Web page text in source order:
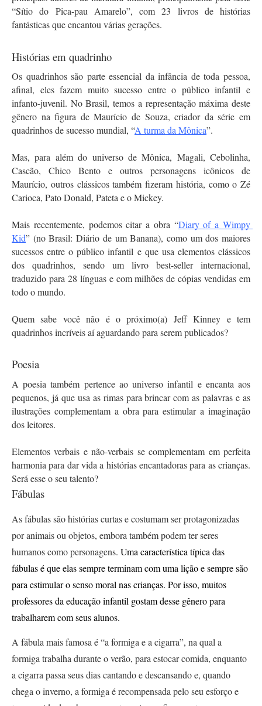
“Sítio do Pica-pau Amarelo”, com 23 livros de histórias
fantásticas que encantou várias gerações.
Histórias em quadrinho
Os quadrinhos são parte essencial da infância de toda pessoa,
afinal, eles fazem muito sucesso entre o público infantil e
infanto-juvenil. No Brasil, temos a representação máxima deste
gênero na figura de Maurício de Souza, criador da série em
quadrinhos de sucesso mundial, “A turma da Mônica”.
Mas, para além do universo de Mônica, Magali, Cebolinha,
Cascão, Chico Bento e outros personagens icônicos de
Maurício, outros clássicos também fizeram história, como o Zé
Carioca, Pato Donald, Pateta e o Mickey.
Mais recentemente, podemos citar a obra “Diary of a Wimpy
Kid” (no Brasil: Diário de um Banana), como um dos maiores
sucessos entre o público infantil e que usa elementos clássicos
dos quadrinhos, sendo um livro best-seller internacional,
traduzido para 28 línguas e com milhões de cópias vendidas em
todo o mundo.
Quem sabe você não é o próximo(a) Jeff Kinney e tem
quadrinhos incríveis aí aguardando para serem publicados?
Poesia
A poesia também pertence ao universo infantil e encanta aos
pequenos, já que usa as rimas para brincar com as palavras e as
ilustrações complementam a obra para estimular a imaginação
dos leitores.
Elementos verbais e não-verbais se complementam em perfeita
harmonia para dar vida a histórias encantadoras para as crianças.
Será esse o seu talento?
Fábulas
As fábulas são histórias curtas e costumam ser protagonizadas
por animais ou objetos, embora também podem ter seres
humanos como personagens. Uma característica típica das
fábulas é que elas sempre terminam com uma lição e sempre são
para estimular o senso moral nas crianças. Por isso, muitos
professores da educação infantil gostam desse gênero para
trabalharem com seus alunos.
A fábula mais famosa é “a formiga e a cigarra”, na qual a
formiga trabalha durante o verão, para estocar comida, enquanto
a cigarra passa seus dias cantando e descansando e, quando
chega o inverno, a formiga é recompensada pelo seu esforço e